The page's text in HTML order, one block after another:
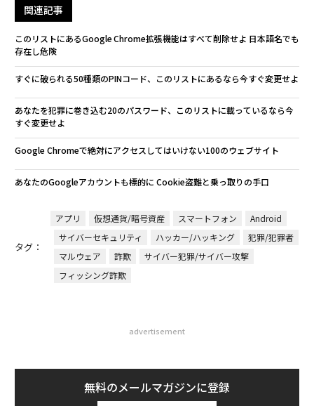
関連記事
このリストにあるGoogle Chrome拡張機能はすべて削除せよ 日本語名でも
存在し危険
すぐに破られる50種類のPINコード、このリストにあるなら今すぐ変更せよ
あなたを犯罪に巻き込む20のパスワード、このリストに載っているなら今
すぐ変更せよ
Google Chromeで絶対にアクセスしてはいけない100のウェブサイト
あなたのGoogleアカウントも標的に Cookie盗難と乗っ取りの手口
タグ：
アプリ 仮想通貨/暗号資産 スマートフォン
Android
サイバーセキュリティ
ハッカー/ハッキング
犯罪/犯罪者
マルウェア
詐欺
サイバー犯罪/サイバー攻撃
フィッシング詐欺
advertisement
無料のメールマガジンに登録